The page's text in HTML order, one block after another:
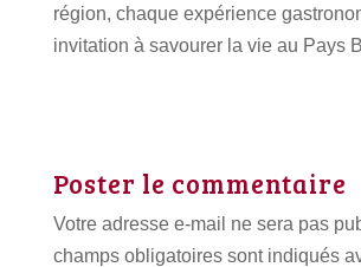
région, chaque expérience
invitation à savourer la vie au Pays
Poster le commentaire
Votre adresse e-mail ne sera pas
champs obligatoires sont indiqués